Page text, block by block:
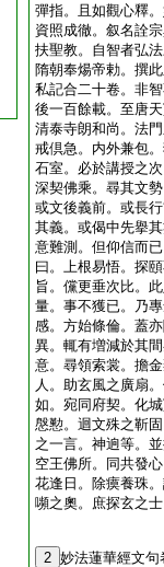
彈指。且如觀心釋
資照成徹。叙名詮
扶聖教。自智者弘
隋朝奉煬帝勅。撰
私記合二十卷。非
後一百餘載。至唐
清泰寺朗和尚。法
戒倶急。内外兼包
石室。必於講授之
深契佛乘。尋其文
或文後義前。或長
其義。或偈中先擧
意難測。但仰信而
曰。上根易悟。探
旨。儻更垂次比。
量。事不獲已。乃
感。方始條倫。蓋
異。輒有増減於其
意。尋領索裳。擔
人。助玄風之廣扇
如。宛同府契。化
慇懃。迴文殊之靳
之一言。神逈等。
空王佛所。同共發
花逢日。除瘼養珠
嚬之奧。庶探玄之
2 妙法蓮華經文句